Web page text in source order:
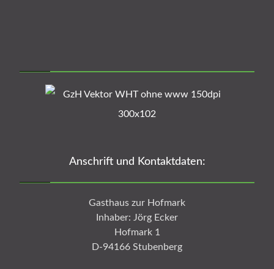
Anschrift und Kontaktdaten:
Gasthaus zur Hofmark
Inhaber: Jörg Ecker
Hofmark 1
D-94166 Stubenberg